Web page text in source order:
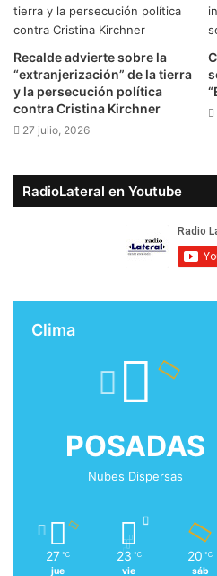
Recalde advierte sobre la
“extranjerización” de la tierra
y la persecución política
contra Cristina Kirchner
27 julio, 2026
RadioLateral en Youtube
Clima
POSADAS
Nubes Dispersas
27 ℃
jue
23 ℃
vie
20 ℃
sáb